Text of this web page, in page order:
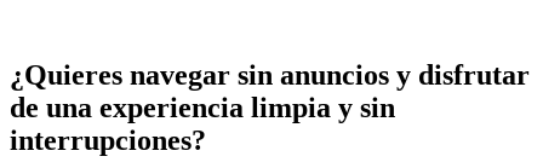
¿Quieres navegar sin anuncios y disfrutar
de una experiencia limpia y sin
interrupciones?